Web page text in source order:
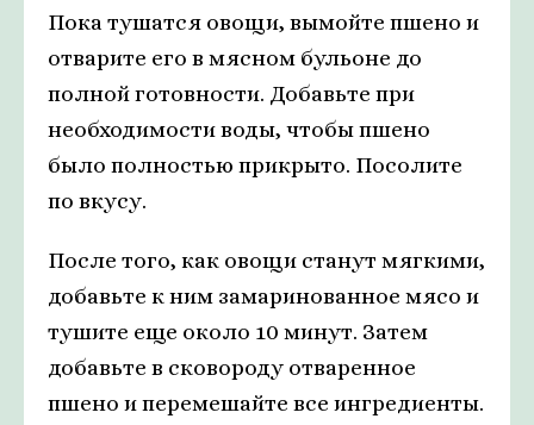
Пока тушатся овощи, вымойте пшено и
отварите его в мясном бульоне до
полной готовности. Добавьте при
необходимости воды, чтобы пшено
было полностью прикрыто. Посолите
по вкусу.
После того, как овощи станут мягкими,
добавьте к ним замаринованное мясо и
тушите еще около 10 минут. Затем
добавьте в сковороду отваренное
пшено и перемешайте все ингредиенты.